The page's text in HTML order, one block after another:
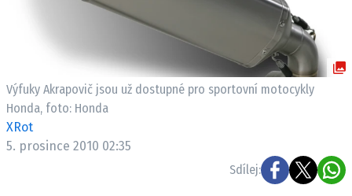
TUNING
ELEKTRO
TESTY ELEKTROMOBILŮ
TRH S ELEKTROMOBILY
Výfuky Akrapovič jsou už dostupné pro sportovní motocykly
Honda, foto: Honda
XRot
5. prosince 2010 02:35
Sdílej: